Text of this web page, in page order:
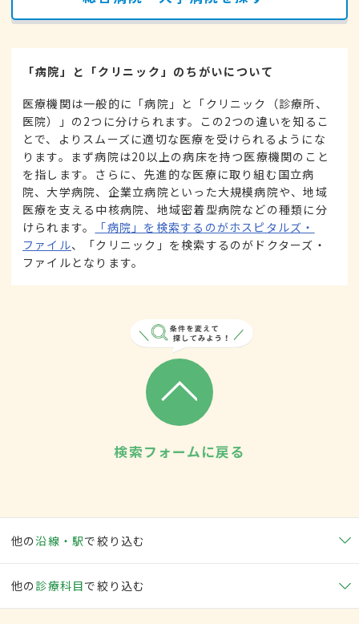
「病院」と「クリニック」のちがいについて
医療機関は一般的に「病院」と「クリニック（診療所、
医院）」の2つに分けられます。この2つの違いを知るこ
とで、よりスムーズに適切な医療を受けられるようにな
ります。まず病院は20以上の病床を持つ医療機関のこと
を指します。さらに、先進的な医療に取り組む国立病
院、大学病院、企業立病院といった大規模病院や、地域
医療を支える中核病院、地域密着型病院などの種類に分
けられます。
「病院」を検索するのがホスピタルズ・
ファイル、「クリニック」を検索するのがドクターズ・
ファイルとなります。
検索フォームに戻る
他の沿線・駅で絞り込む
他の 診療科目で絞り込む